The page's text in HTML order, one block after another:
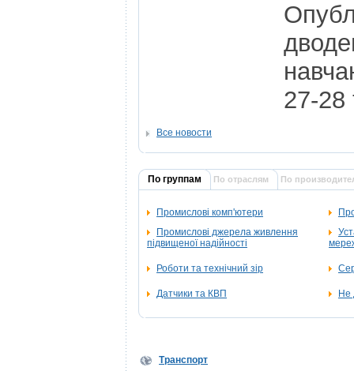
27-28
Все новости
По группам По отраслям По
Промислові комп'ютери
Промислові джерела живлення
підвищеної надійності
Роботи та технічний зір
Датчики та КВП Не
Транспорт